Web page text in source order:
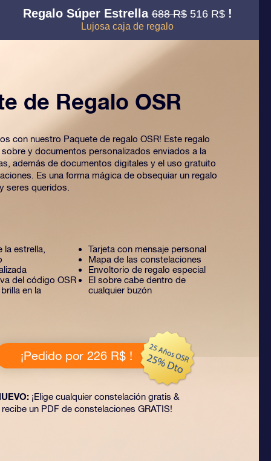
Regalo Súper Estrella688 R$ 516 R$ !
Lujosa caja de regalo
de Regalo OSR
con nuestro Paquete de regalo OSR! Este regalo
y documentos personalizados enviados a la
además de documentos digitales y el uso gratuito
Es una forma mágica de obsequiar un regalo
seres queridos.
la estrella,
del código OSR
en la
Tarjeta con mensaje personal
Mapa de las constelaciones
Envoltorio de regalo especial
El sobre cabe dentro de
cualquier buzón
¡Pedido por 226 R$ !
¡Elige cualquier constelación gratis &
recibe un PDF de constelaciones GRATIS!